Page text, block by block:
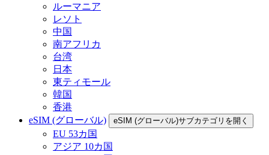
ルーマニア
レソト
中国
南アフリカ
台湾
日本
東ティモール
韓国
香港
eSIM (グローバル)
eSIM (グローバル)サブカテゴリを開く
EU 53カ国
アジア 10カ国